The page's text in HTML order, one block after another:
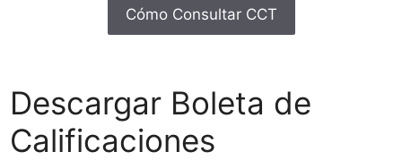
Cómo Consultar CCT
Descargar Boleta de
Calificaciones